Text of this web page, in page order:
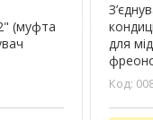
(муфта
для